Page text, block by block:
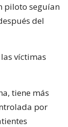
piloto seguían
del
víctimas
tiene más
por